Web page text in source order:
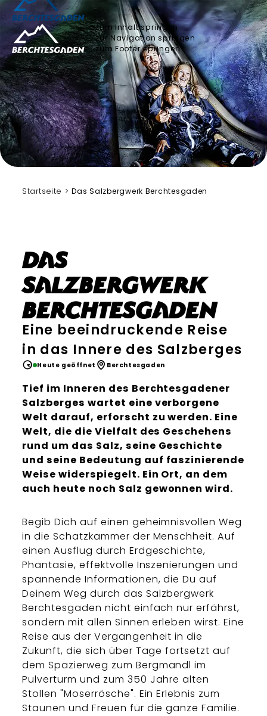
zum Inhalt springen
zur Navigation springen
zum Footer springen
Startseite Das Salzbergwerk Berchtesgaden
Das
Salzbergwerk
Berchtesgaden
Eine beeindruckende Reise
in das Innere des Salzberges
Heute geöffnet Berchtesgaden
Tief im Inneren des Berchtesgadener
Salzberges wartet eine verborgene
Welt darauf, erforscht zu werden. Eine
Welt, die die Vielfalt des Geschehens
rund um das Salz, seine Geschichte
und seine Bedeutung auf faszinierende
Weise widerspiegelt. Ein Ort, an dem
auch heute noch Salz gewonnen wird.
Begib Dich auf einen geheimnisvollen Weg
in die Schatzkammer der Menschheit. Auf
einen Ausflug durch Erdgeschichte,
Phantasie, effektvolle Inszenierungen und
spannende Informationen, die Du auf
Deinem Weg durch das Salzbergwerk
Berchtesgaden nicht einfach nur erfährst,
sondern mit allen Sinnen erleben wirst. Eine
Reise aus der Vergangenheit in die
Zukunft, die sich über Tage fortsetzt auf
dem Spazierweg zum Bergmandl im
Pulverturm und zum 350 Jahre alten
Stollen "Moserrösche". Ein Erlebnis zum
Staunen und Freuen für die ganze Familie.